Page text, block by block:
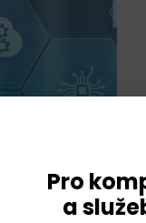
Pro
a